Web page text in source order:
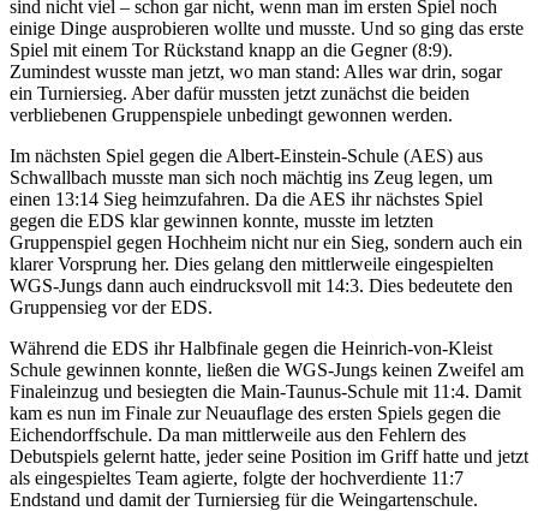
sind nicht viel – schon gar nicht, wenn man im ersten Spiel noch
einige Dinge ausprobieren wollte und musste. Und so ging das erste
Spiel mit einem Tor Rückstand knapp an die Gegner (8:9).
Zumindest wusste man jetzt, wo man stand: Alles war drin, sogar
ein Turniersieg. Aber dafür mussten jetzt zunächst die beiden
verbliebenen Gruppenspiele unbedingt gewonnen werden.
Im nächsten Spiel gegen die Albert-Einstein-Schule (AES) aus
Schwallbach musste man sich noch mächtig ins Zeug legen, um
einen 13:14 Sieg heimzufahren. Da die AES ihr nächstes Spiel
gegen die EDS klar gewinnen konnte, musste im letzten
Gruppenspiel gegen Hochheim nicht nur ein Sieg, sondern auch ein
klarer Vorsprung her. Dies gelang den mittlerweile eingespielten
WGS-Jungs dann auch eindrucksvoll mit 14:3. Dies bedeutete den
Gruppensieg vor der EDS.
Während die EDS ihr Halbfinale gegen die Heinrich-von-Kleist
Schule gewinnen konnte, ließen die WGS-Jungs keinen Zweifel am
Finaleinzug und besiegten die Main-Taunus-Schule mit 11:4. Damit
kam es nun im Finale zur Neuauflage des ersten Spiels gegen die
Eichendorffschule. Da man mittlerweile aus den Fehlern des
Debutspiels gelernt hatte, jeder seine Position im Griff hatte und jetzt
als eingespieltes Team agierte, folgte der hochverdiente 11:7
Endstand und damit der Turniersieg für die Weingartenschule.